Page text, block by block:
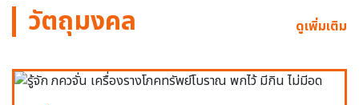
วัตถุมงคล ดูเพิ่มเติม